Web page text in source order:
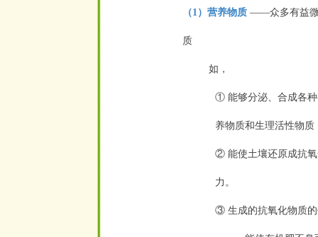
（1）营养物质 ——众多有益微
质
如，
① 能够分泌、合成各
养物质和生理活性物
② 能使土壤还原成抗氧
力。
③ 生成的抗氧化物质